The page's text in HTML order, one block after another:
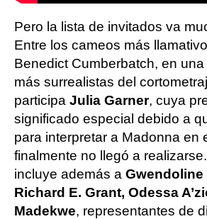
Pero la lista de invitados va
Entre los cameos más
Benedict Cumberbatch, en
más surrealistas del
participa Julia Garner, cuya
significado especial debido a
para interpretar a Madonna en
finalmente no llegó a
incluye además a Gwendoline
Richard E. Grant, Odessa
Madekwe, representantes de